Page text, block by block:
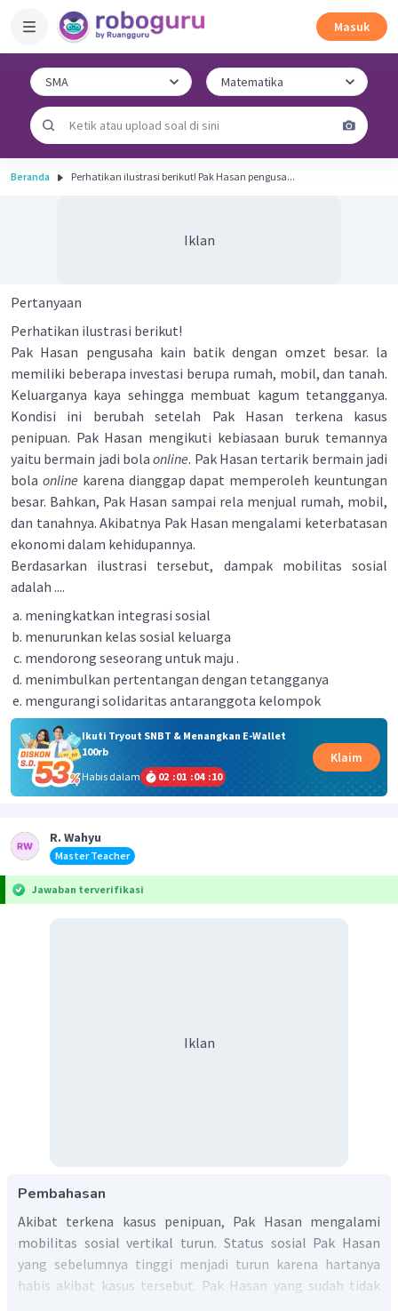
Masuk
Beranda Perhatikan ilustrasi berikut! Pak Hasan pengusa...
Iklan
Pertanyaan
Perhatikan ilustrasi berikut!
Pak Hasan pengusaha kain batik dengan omzet besar. la
memiliki beberapa investasi berupa rumah, mobil, dan tanah.
Keluarganya kaya sehingga membuat kagum tetangganya.
Kondisi ini berubah setelah Pak Hasan terkena kasus
penipuan. Pak Hasan mengikuti kebiasaan buruk temannya
yaitu bermain jadi bolaonline. Pak Hasan tertarik bermain jadi
bola online karena dianggap dapat memperoleh keuntungan
besar. Bahkan, Pak Hasan sampai rela menjual rumah, mobil,
dan tanahnya. Akibatnya Pak Hasan mengalami keterbatasan
ekonomi dalam kehidupannya.
Berdasarkan ilustrasi tersebut, dampak mobilitas sosial
adalah ....
meningkatkan integrasi sosial
menurunkan kelas sosial keluarga
mendorong seseorang untuk maju .
menimbulkan pertentangan dengan tetangganya
mengurangi solidaritas antaranggota kelompok
Ikuti Tryout SNBT & Menangkan E-Wallet
100rb
Habis dalam
02 :01 :04 :10
Klaim
R. Wahyu
Master Teacher
Jawaban terverifikasi
Iklan
Pembahasan
Akibat terkena kasus penipuan, Pak Hasan mengalami
mobilitas sosial vertikal turun. Status sosial Pak Hasan
yang sebelumnya tinggi menjadi turun karena hartanya
habis akibat kasus tersebut. Pak Hasan yang sudah tidak